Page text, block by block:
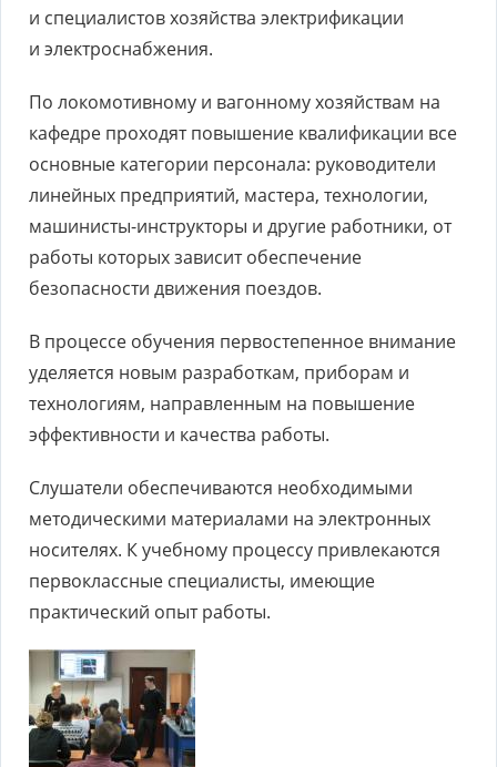
и специалистов хозяйства электрификации
и электроснабжения.
По локомотивному и вагонному хозяйствам на
кафедре проходят повышение квалификации все
основные категории персонала: руководители
линейных предприятий, мастера, технологии,
машинисты-инструкторы и другие работники, от
работы которых зависит обеспечение
безопасности движения поездов.
В процессе обучения первостепенное внимание
уделяется новым разработкам, приборам и
технологиям, направленным на повышение
эффективности и качества работы.
Слушатели обеспечиваются необходимыми
методическими материалами на электронных
носителях. К учебному процессу привлекаются
первоклассные специалисты, имеющие
практический опыт работы.